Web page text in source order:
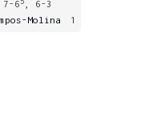
6
, 6-3
Molina
1